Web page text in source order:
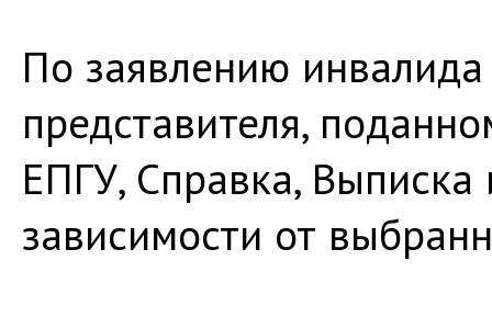
По заявлению инвалида
представителя,
ЕПГУ, Справка,
зависимости от